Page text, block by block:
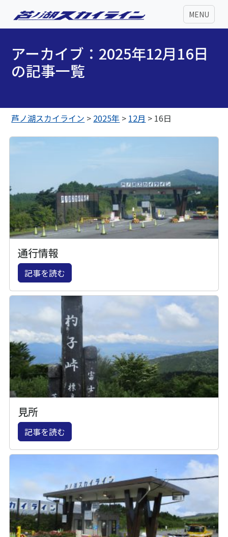
MENU
アーカイブ：2025年12月16日
の記事一覧
芦ノ湖スカイライン > 2025年 > 12月 > 16日
通行情報
記事を読む
見所
記事を読む